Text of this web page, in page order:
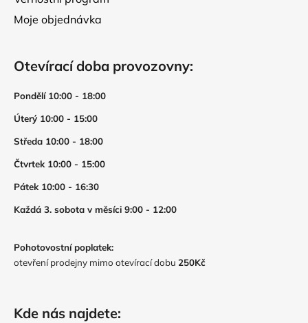
Moje objednávka
Otevírací doba provozovny:
Pondělí 10:00 - 18:00
Úterý 10:00 - 15:00
Středa 10:00 - 18:00
Čtvrtek 10:00 - 15:00
Pátek 10:00 - 16:30
Každá 3. sobota v měsíci 9:00 - 12:00
Pohotovostní poplatek:
otevření prodejny mimo otevírací dobu 250Kč
Kde nás najdete: